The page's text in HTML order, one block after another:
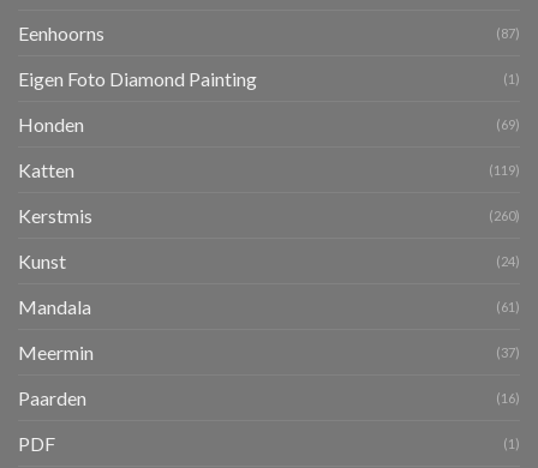
Eenhoorns (87)
Eigen Foto Diamond Painting (1)
Honden (69)
Katten (119)
Kerstmis (260)
Kunst (24)
Mandala (61)
Meermin (37)
Paarden (16)
PDF (1)